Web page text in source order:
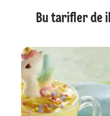
Bu tarifler de